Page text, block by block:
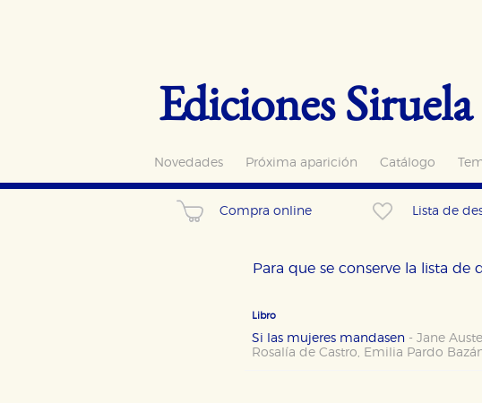
Ediciones Siruela
Novedades Próxima aparición Catálogo
Compra online Lista de
Para que se conserve la lista de
Libro
Si las mujeres mandasen - Jane
Rosalía de Castro, Emilia Pardo